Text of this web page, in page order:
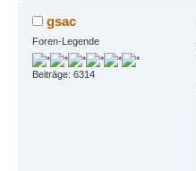
gsac
Foren-Legende
Beiträge: 6314